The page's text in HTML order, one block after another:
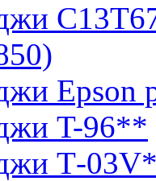
Epson
T-96**
Т-